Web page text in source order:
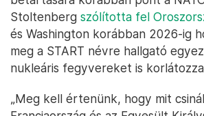
lépéseikkel stratégiai vereséget
ránk.” Szerinte a nyugati országok
vagy cinikusok, vagy hülyék”.
„Úgyhogy most bejelentem,
Oroszország felfüggeszti
stratégiai nukleáris fegyverek